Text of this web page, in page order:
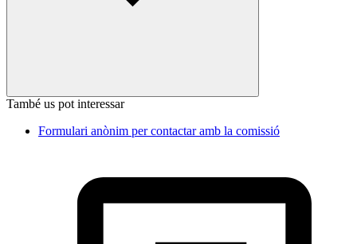
També us pot interessar
Formulari anònim per contactar amb la comissió